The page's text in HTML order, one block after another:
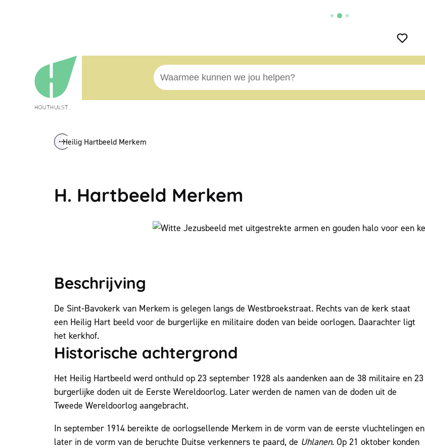
Houthulst
Waarmee kunnen we jou helpen?
Toon alle broodkruimel items
Heilig Hartbeeld Merkem
H. Hartbeeld Merkem
Beschrijving
De Sint-Bavokerk van Merkem is gelegen langs de Westbroekstraat. Rechts van de kerk staat
een Heilig Hart beeld voor de burgerlijke en militaire doden van beide oorlogen. Daarachter ligt
het kerkhof.
Historische achtergrond
Het Heilig Hartbeeld werd onthuld op 23 september 1928 als aandenken aan de 38 militaire en 23
burgerlijke doden uit de Eerste Wereldoorlog. Later werden de namen van de doden uit de
Tweede Wereldoorlog aangebracht.
In september 1914 bereikte de oorlogsellende Merkem in de vorm van de eerste vluchtelingen en
later in de vorm van de beruchte Duitse verkenners te paard, de Uhlanen. Op 21 oktober konden